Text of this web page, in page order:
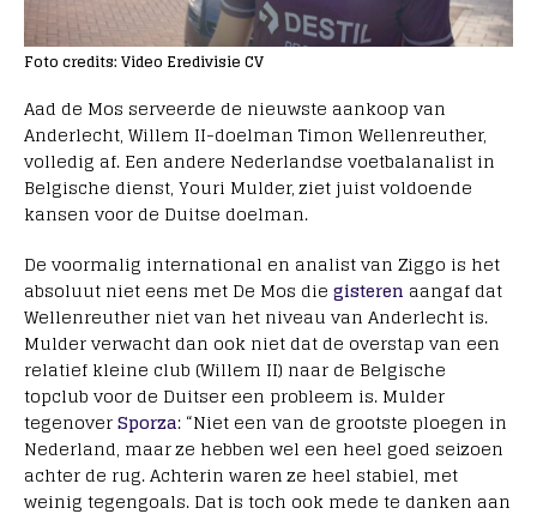
Foto credits: Video Eredivisie CV
Aad de Mos serveerde de nieuwste aankoop van
Anderlecht, Willem II-doelman Timon Wellenreuther,
volledig af. Een andere Nederlandse voetbalanalist in
Belgische dienst, Youri Mulder, ziet juist voldoende
kansen voor de Duitse doelman.
De voormalig international en analist van Ziggo is het
absoluut niet eens met De Mos die gisteren aangaf dat
Wellenreuther niet van het niveau van Anderlecht is.
Mulder verwacht dan ook niet dat de overstap van een
relatief kleine club (Willem II) naar de Belgische
topclub voor de Duitser een probleem is. Mulder
tegenoverSporza: “Niet een van de grootste ploegen in
Nederland, maar ze hebben wel een heel goed seizoen
achter de rug. Achterin waren ze heel stabiel, met
weinig tegengoals. Dat is toch ook mede te danken aan